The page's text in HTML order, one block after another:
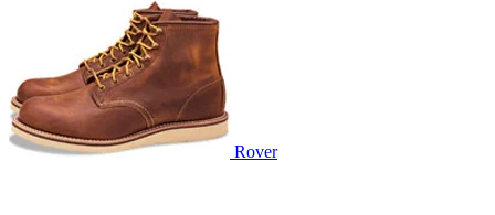
Rover